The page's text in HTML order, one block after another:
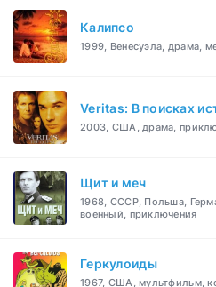
Калипсо
1999, Венесуэла, драма,
Veritas: В поисках
2003, США, драма,
Щит и меч
1968, СССР, Польша,
военный, приключения
Геркулоиды
1967, США, мультфильм,